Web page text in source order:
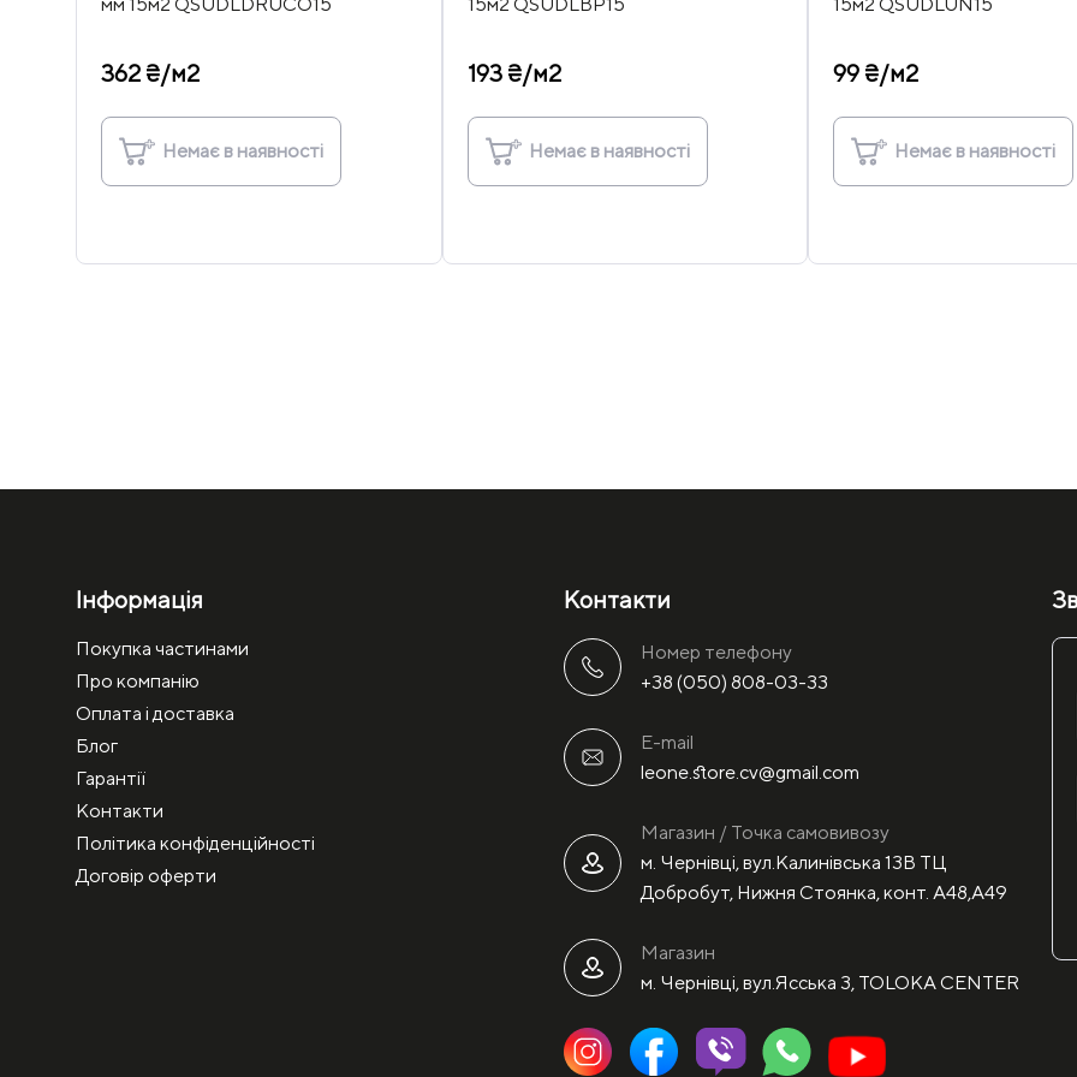
362 ₴/м2
Немає в наявності
193 ₴/м2
Немає в наявності
99 ₴/м2
Немає в наявності
Інформація
Покупка частинами
Про компанію
Оплата і доставка
Блог
Гарантії
Контакти
Політика конфіденційності
Договір оферти
Контакти
Номер телефону
+38 (050) 808-03-33
E-mail
leone.store.cv@gmail.com
Магазин / Точка самовивозу
м. Чернівці, вул.Калинівська 13В ТЦ
Добробут, Нижня Стоянка, конт. А48,А49
Магазин
м. Чернівці, вул.Ясська 3, TOLOKA CENTER